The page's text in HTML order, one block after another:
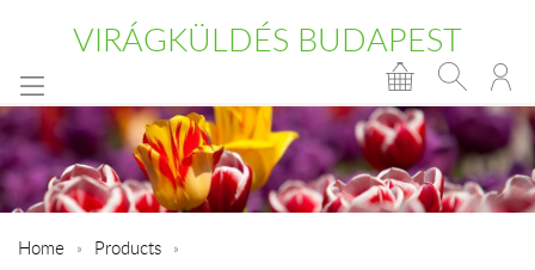
VIRÁGKÜLDÉS BUDAPEST
Home Products